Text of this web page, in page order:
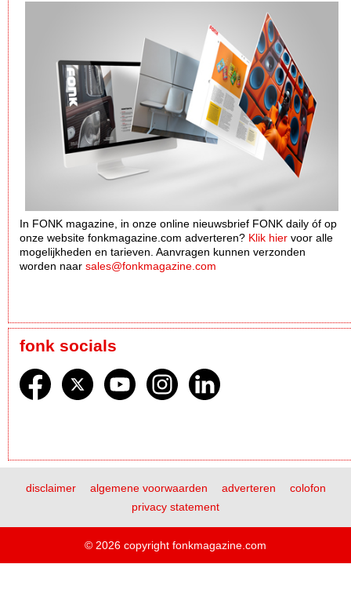
In FONK magazine, in onze online nieuwsbrief FONK daily óf op
onze website fonkmagazine.com adverteren? Klik hier voor alle
mogelijkheden en tarieven. Aanvragen kunnen verzonden
worden naar sales@fonkmagazine.com
fonk socials
disclaimer algemene voorwaarden adverteren
colofon
privacy statement
© 2026 copyright fonkmagazine.com